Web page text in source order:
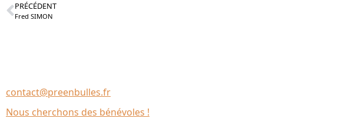
PRÉCÉDENT
Fred SIMON
contact@preenbulles.fr
Nous cherchons des bénévoles !